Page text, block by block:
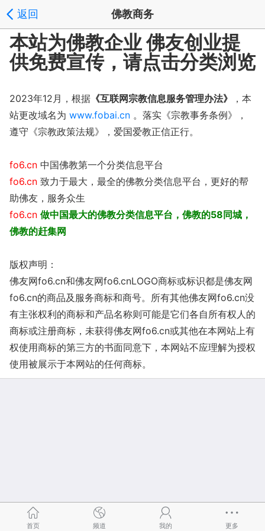
返回 佛教商务
本站为佛教企业 佛友创业提
供免费宣传，请点击分类浏览
2023年12月，根据 《互联网宗教信息服务管理办法》
，本
站更改域名为 www.fobai.cn 。落实《宗教事务条例》，
遵守《宗教政策法规》，爱国爱教正信正行。
fo6.cn 中国佛教第一个分类信息平台
fo6.cn 致力于最大，最全的佛教分类信息平台，更好的帮
助佛友，服务众生
fo6.cn 做中国最大的佛教分类信息平台，佛教的58同城，
佛教的赶集网
版权声明：
佛友网fo6.cn和佛友网fo6.cnLOGO商标或标识都是佛友网
fo6.cn的商品及服务商标和商号。所有其他佛友网fo6.cn没
有主张权利的商标和产品名称则可能是它们各自所有权人的
商标或注册商标，未获得佛友网fo6.cn或其他在本网站上有
权使用商标的第三方的书面同意下，本网站不应理解为授权
使用被展示于本网站的任何商标。
首页 频道 我的 更多